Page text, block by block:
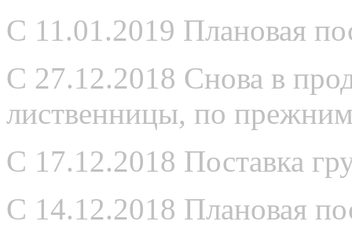
С 11.01.2019 Плановая
С 27.12.2018 Снова в
лиственницы, по
С 17.12.2018 Поставка
С 14.12.2018 Плановая